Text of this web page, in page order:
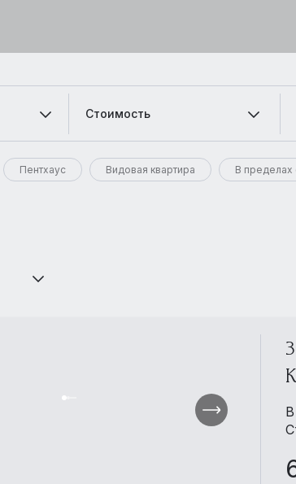
Стоимость
Пентхаус Видовая квартира В пределах